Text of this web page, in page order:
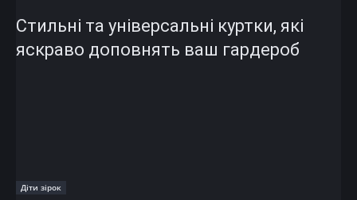
Стильні та універсальні куртки, які
яскраво доповнять ваш гардероб
Діти зірок